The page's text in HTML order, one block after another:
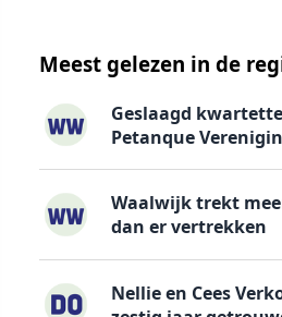
Meest gelezen in de
Geslaagd
Petanque
Waalwijk trekt
dan er vertrekken
Nellie en Cees